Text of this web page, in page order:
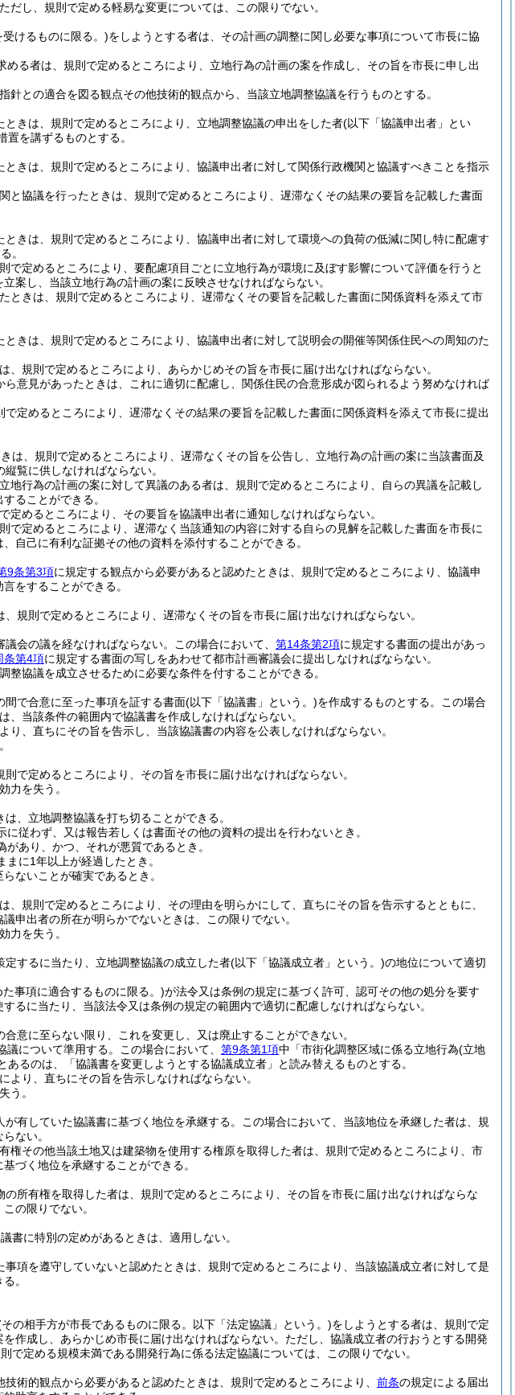
ただし、規則で定める軽易な変更については、この限りでない。
けるものに限る。)をしようとする者は、その計画の調整に関し必要な事項について市長に協
める者は、規則で定めるところにより、立地行為の計画の案を作成し、その旨を市長に申し出
との適合を図る観点その他技術的観点から、当該立地調整協議を行うものとする。
きは、規則で定めるところにより、立地調整協議の申出をした者(以下「協議申出者」とい
を講ずるものとする。
きは、規則で定めるところにより、協議申出者に対して関係行政機関と協議すべきことを指示
と協議を行ったときは、規則で定めるところにより、遅滞なくその結果の要旨を記載した書面
きは、規則で定めるところにより、協議申出者に対して環境への負荷の低減に関し特に配慮す
。
で定めるところにより、要配慮項目ごとに立地行為が環境に及ぼす影響について評価を行うと
案し、当該立地行為の計画の案に反映させなければならない。
ときは、規則で定めるところにより、遅滞なくその要旨を記載した書面に関係資料を添えて市
きは、規則で定めるところにより、協議申出者に対して説明会の開催等関係住民への周知のた
、規則で定めるところにより、あらかじめその旨を市長に届け出なければならない。
意見があったときは、これに適切に配慮し、関係住民の合意形成が図られるよう努めなければ
定めるところにより、遅滞なくその結果の要旨を記載した書面に関係資料を添えて市長に提出
は、規則で定めるところにより、遅滞なくその旨を公告し、立地行為の計画の案に当該書面及
覧に供しなければならない。
地行為の計画の案に対して異議のある者は、規則で定めるところにより、自らの異議を記載し
ることができる。
定めるところにより、その要旨を協議申出者に通知しなければならない。
で定めるところにより、遅滞なく当該通知の内容に対する自らの見解を記載した書面を市長に
自己に有利な証拠その他の資料を添付することができる。
9条第3項に規定する観点から必要があると認めたときは、規則で定めるところにより、協議申
をすることができる。
規則で定めるところにより、遅滞なくその旨を市長に届け出なければならない。
会の議を経なければならない。 この場合において、 第14条第2項に規定する書面の提出があっ
条第4項に規定する書面の写しをあわせて都市計画審議会に提出しなければならない。
整協議を成立させるために必要な条件を付することができる。
で合意に至った事項を証する書面(以下「協議書」という。)を作成するものとする。
この場合
、当該条件の範囲内で協議書を作成しなければならない。
、直ちにその旨を告示し、当該協議書の内容を公表しなければならない。
で定めるところにより、その旨を市長に届け出なければならない。
力を失う。
、立地調整協議を打ち切ることができる。
従わず、又は報告若しくは書面その他の資料の提出を行わないとき。
あり、かつ、それが悪質であるとき。
に1年以上が経過したとき。
ないことが確実であるとき。
、規則で定めるところにより、その理由を明らかにして、直ちにその旨を告示するとともに、
申出者の所在が明らかでないときは、この限りでない。
力を失う。
するに当たり、立地調整協議の成立した者(以下「協議成立者」という。)の地位について適切
事項に適合するものに限る。)が法令又は条例の規定に基づく許可、認可その他の処分を要す
るに当たり、当該法令又は条例の規定の範囲内で適切に配慮しなければならない。
意に至らない限り、これを変更し、又は廃止することができない。
について準用する。 この場合において、 第9条第1項中「市街化調整区域に係る立地行為(立地
あるのは、「協議書を変更しようとする協議成立者」と読み替えるものとする。
り、直ちにその旨を告示しなければならない。
う。
有していた協議書に基づく地位を承継する。
この場合において、当該地位を承継した者は、規
ない。
権その他当該土地又は建築物を使用する権原を取得した者は、規則で定めるところにより、市
づく地位を承継することができる。
所有権を取得した者は、規則で定めるところにより、その旨を市長に届け出なければならな
の限りでない。
書に特別の定めがあるときは、適用しない。
項を遵守していないと認めたときは、規則で定めるところにより、当該協議成立者に対して是
。
の相手方が市長であるものに限る。以下「法定協議」という。)をしようとする者は、規則で定
作成し、あらかじめ市長に届け出なければならない。 ただし、協議成立者の行おうとする開発
で定める規模未満である開発行為に係る法定協議については、この限りでない。
術的観点から必要があると認めたときは、規則で定めるところにより、 前条の規定による届出